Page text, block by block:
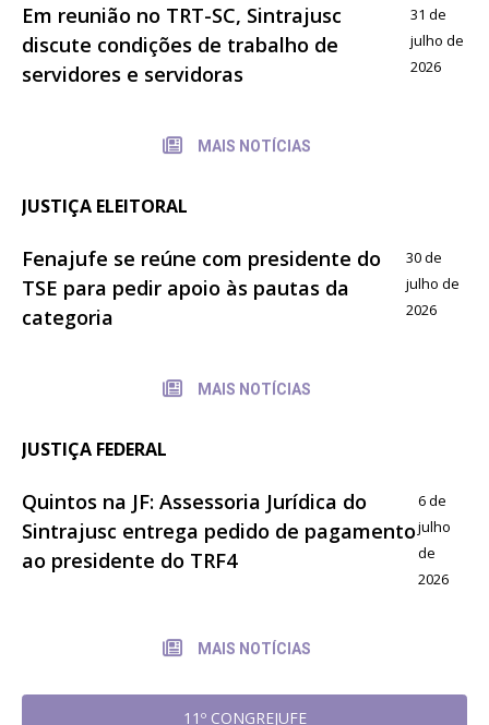
Em reunião no TRT-SC, Sintrajusc
discute condições de trabalho de
servidores e servidoras
31 de
julho de
2026
MAIS NOTÍCIAS
JUSTIÇA ELEITORAL
Fenajufe se reúne com presidente do
TSE para pedir apoio às pautas da
categoria
30 de
julho de
2026
MAIS NOTÍCIAS
JUSTIÇA FEDERAL
Quintos na JF: Assessoria Jurídica do
Sintrajusc entrega pedido de pagamento
ao presidente do TRF4
6 de
julho
de
2026
MAIS NOTÍCIAS
11º CONGREJUFE